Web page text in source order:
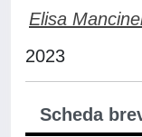
Elisa
2023
Scheda